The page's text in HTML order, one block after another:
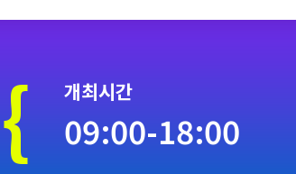
{ 개최시간
09:00-18:00